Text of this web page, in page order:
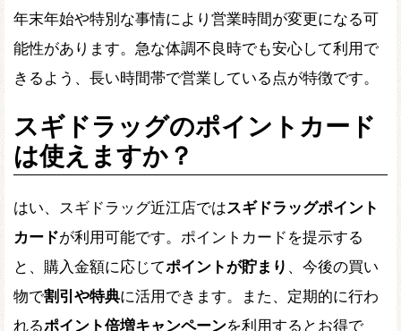
年末年始や特別な事情により営業時間が変更になる可
能性があります。急な体調不良時でも安心して利用で
きるよう、長い時間帯で営業している点が特徴です。
スギドラッグのポイントカード
は使えますか？
はい、スギドラッグ近江店ではスギドラッグポイント
カードが利用可能です。ポイントカードを提示する
と、購入金額に応じてポイントが貯まり 、今後の買い
物で割引や特典に活用できます。また、定期的に行わ
れるポイント倍増キャンペーンを利用するとお得で